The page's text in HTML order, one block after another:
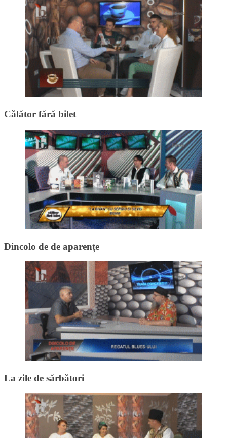
Călător fără bilet
Dincolo de de aparențe
La zile de sărbători